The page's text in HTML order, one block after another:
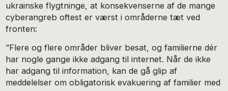
ukrainske flygtninge, at konsekvenserne af de mange
cyberangreb oftest er værst i områderne tæt ved
fronten:
“Flere og flere områder bliver besat, og familierne dér
har nogle gange ikke adgang til internet. Når de ikke
har adgang til information, kan de gå glip af
meddelelser om obligatorisk evakuering af familier med